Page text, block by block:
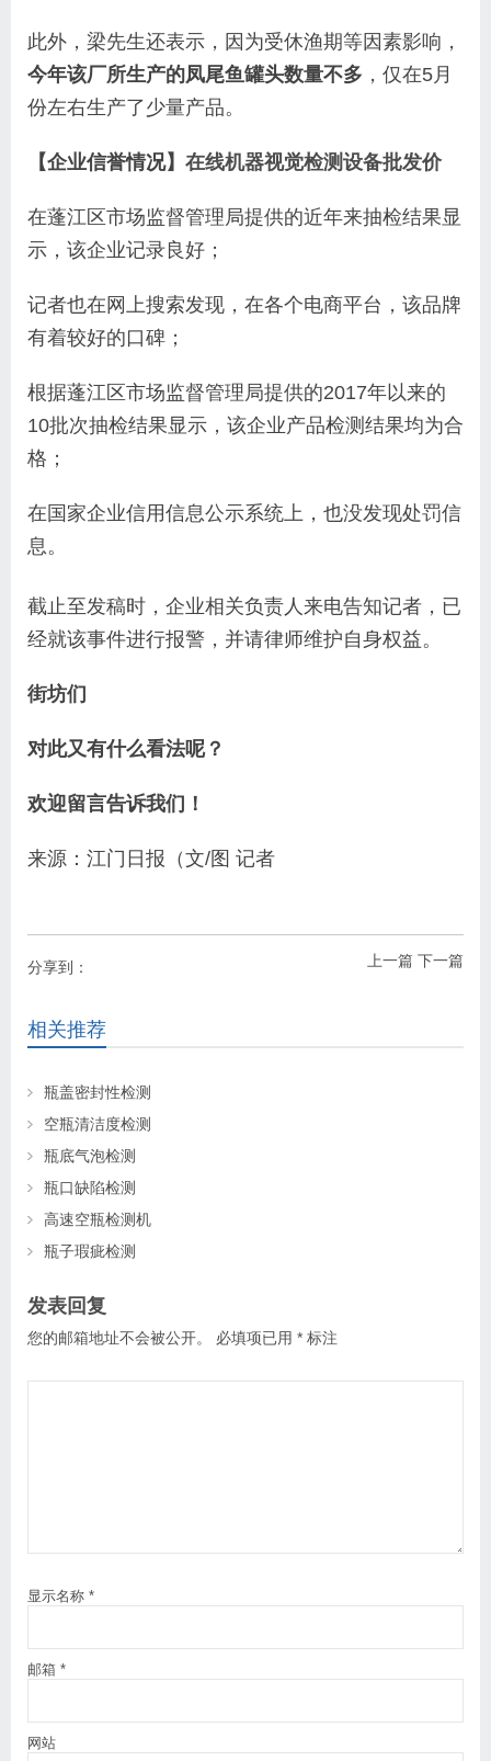
此外，梁先生还表示，因为受休渔期等因素影响，
今年该厂所生产的凤尾鱼罐头数量不多 ，仅在5月
份左右生产了少量产品。
【企业信誉情况】 在线机器视觉检测设备批发价
在蓬江区市场监督管理局提供的近年来抽检结果显
示，该企业记录良好；
记者也在网上搜索发现，在各个电商平台，该品牌
有着较好的口碑；
根据蓬江区市场监督管理局提供的2017年以来的
10批次抽检结果显示，该企业产品检测结果均为合
格；
在国家企业信用信息公示系统上，也没发现处罚信
息。
截止至发稿时，企业相关负责人来电告知记者，已
经就该事件进行报警，并请律师维护自身权益。
街坊们
对此又有什么看法呢？
欢迎留言告诉我们！
来源：江门日报（文/图 记者
上一篇 下一篇
分享到：
相关推荐
瓶盖密封性检测
空瓶清洁度检测
瓶底气泡检测
瓶口缺陷检测
高速空瓶检测机
瓶子瑕疵检测
发表回复
您的邮箱地址不会被公开。 必填项已用 * 标注
显示名称 *
邮箱 *
网站